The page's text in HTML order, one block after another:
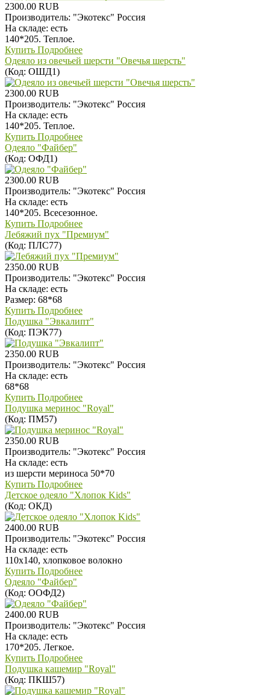
2300.00 RUB
Производитель: "Экотекс" Россия
На складе: есть
140*205. Теплое.
Купить Подробнее
Одеяло из овечьей шерсти "Овечья шерсть"
(Код: ОШД1)
2300.00 RUB
Производитель: "Экотекс" Россия
На складе: есть
140*205. Теплое.
Купить Подробнее
Одеяло "Файбер"
(Код: ОФД1)
2300.00 RUB
Производитель: "Экотекс" Россия
На складе: есть
140*205. Всесезонное.
Купить Подробнее
Лебяжий пух "Премиум"
(Код: ПЛС77)
2350.00 RUB
Производитель: "Экотекс" Россия
На складе: есть
Размер: 68*68
Купить Подробнее
Подушка "Эвкалипт"
(Код: ПЭК77)
2350.00 RUB
Производитель: "Экотекс" Россия
На складе: есть
68*68
Купить Подробнее
Подушка меринос "Royal"
(Код: ПМ57)
2350.00 RUB
Производитель: "Экотекс" Россия
На складе: есть
из шерсти мериноса 50*70
Купить Подробнее
Детское одеяло "Хлопок Kids"
(Код: ОКД)
2400.00 RUB
Производитель: "Экотекс" Россия
На складе: есть
110х140, хлопковое волокно
Купить Подробнее
Одеяло "Файбер"
(Код: ООФД2)
2400.00 RUB
Производитель: "Экотекс" Россия
На складе: есть
170*205. Легкое.
Купить Подробнее
Подушка кашемир "Royal"
(Код: ПКШ57)